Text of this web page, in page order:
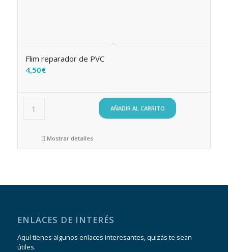
Flim reparador de PVC
4,50€
AÑADIR AL CARRITO
Mostrar detalles
ENLACES DE INTERÉS
Aquí tienes algunos enlaces interesantes, quizás te sean
útiles.